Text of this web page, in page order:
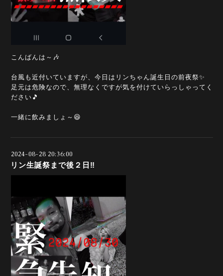
こんばんは～🎶
台風も近付いていますが、今日はリンちゃん誕生日の前夜祭✨
足元は危険なので、無理なくですが気を付けていらっしゃってく
ださい🎵
一緒に飲みましょ～😆
2024-08-28 20:36:00
リン生誕祭まで後２日‼️